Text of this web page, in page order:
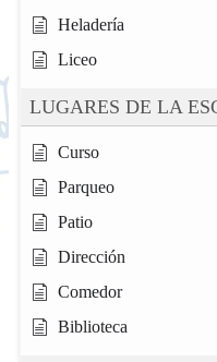
Heladería
Liceo
LUGARES DE LA
Curso
Parqueo
Patio
Dirección
Comedor
Biblioteca